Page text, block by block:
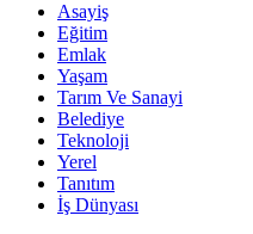
Asayiş
Eğitim
Emlak
Yaşam
Tarım Ve Sanayi
Belediye
Teknoloji
Yerel
Tanıtım
İş Dünyası